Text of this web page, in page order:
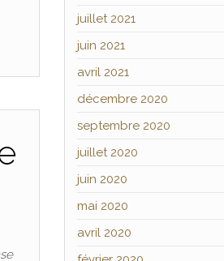
juillet 2021
juin 2021
avril 2021
décembre 2020
septembre 2020
juillet 2020
juin 2020
mai 2020
avril 2020